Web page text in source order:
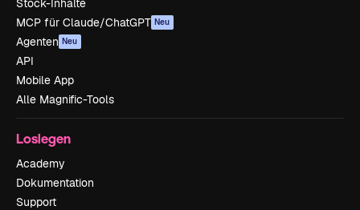
Stock-Inhalte
MCP für Claude/ChatGPT Neu
Agenten Neu
API
Mobile App
Alle Magnific-Tools
Loslegen
Academy
Dokumentation
Support